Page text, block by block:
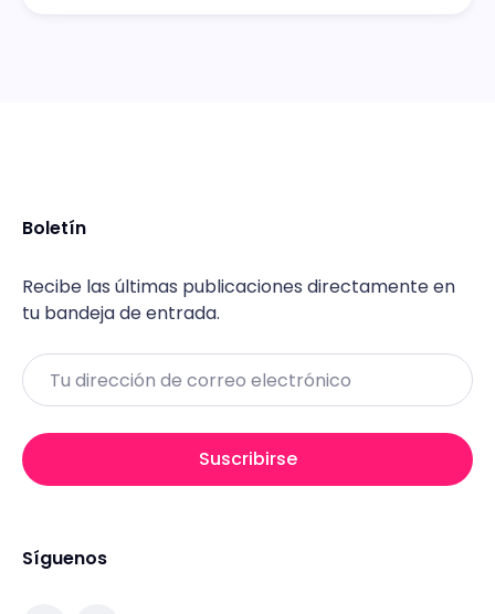
Boletín
Recibe las últimas publicaciones directamente en
tu bandeja de entrada.
Email
Suscribirse
Síguenos